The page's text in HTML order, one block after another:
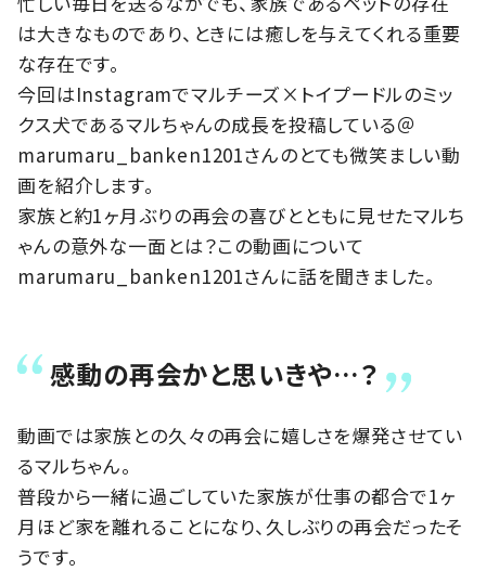
は大きなものであり、ときには癒しを与えてくれる重要
な存在です。
今回はInstagramでマルチーズ×トイプードルのミッ
クス犬であるマルちゃんの成長を投稿している＠
marumaru_banken1201さんのとても微笑ましい動
画を紹介します。
家族と約1ヶ月ぶりの再会の喜びとともに見せたマルち
ゃんの意外な一面とは？この動画について
marumaru_banken1201さんに話を聞きました。
感動の再会かと思いきや…？
動画では家族との久々の再会に嬉しさを爆発させてい
るマルちゃん。
普段から一緒に過ごしていた家族が仕事の都合で1ヶ
月ほど家を離れることになり、久しぶりの再会だったそ
うです。